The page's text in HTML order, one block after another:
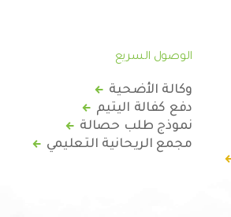
الوصول السريع
وكالة الأضحية
دفع كفالة اليتيم
نموذج طلب حصالة
مجمع الريحانية التعليمي